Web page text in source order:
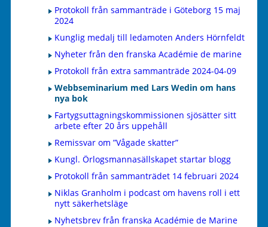
Protokoll från sammanträde i Göteborg 15 maj
2024
Kunglig medalj till ledamoten Anders Hörnfeldt
Nyheter från den franska Académie de marine
Protokoll från extra sammanträde 2024-04-09
Webbseminarium med Lars Wedin om hans
nya bok
Fartygsuttagningskommissionen sjösätter sitt
arbete efter 20 års uppehåll
Remissvar om ”Vågade skatter”
Kungl. Örlogsmannasällskapet startar blogg
Protokoll från sammanträdet 14 februari 2024
Niklas Granholm i podcast om havens roll i ett
nytt säkerhetsläge
Nyhetsbrev från franska Académie de Marine